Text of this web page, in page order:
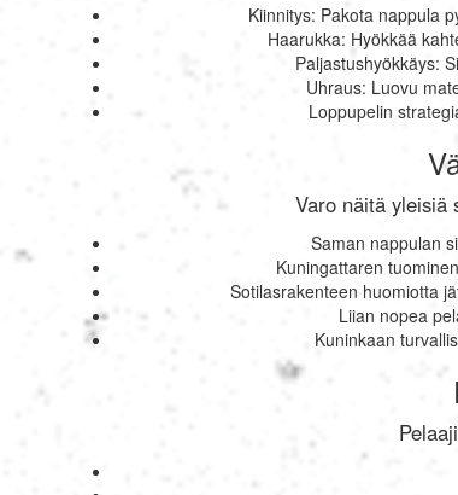
Kiinnitys: Pakota nappula
Haarukka: Hyökkää
Paljastushyökkäys:
Uhraus: Luovu
Loppupelin
Varo näitä yleisiä
Saman nappulan
Kuningattaren
Sotilasrakenteen huomiotta
Liian nopea
Kuninkaan